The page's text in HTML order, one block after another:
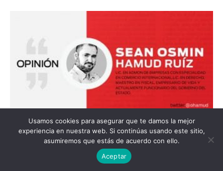
PERSPECTIVA
Usamos cookies para asegurar que te damos la mejor
experiencia en nuestra web. Si continúas usando este sitio,
asumiremos que estás de acuerdo con ello.
Aceptar